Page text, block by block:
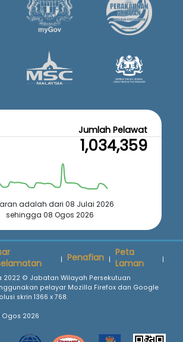
Jumlah Pelawat
1,034,359
adalah dari 08 Julai 2026
sehingga 08 Ogos 2026
| Penafian |
Peta
Laman
|
2022 © Jabatan Wilayah Persekutuan
pelayar Mozilla Firefox dan Google
skrin 1366 x 768.
Ogos 2026